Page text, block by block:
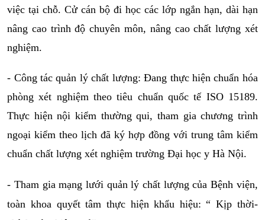
việc tại chỗ. Cử cán bộ đi học các lớp ngắn hạn, dài hạn
nâng cao trình độ chuyên môn, nâng cao chất lượng xét
nghiệm.
- Công tác quản lý chất lượng: Đang thực hiện chuẩn hóa
phòng xét nghiệm theo tiêu chuẩn quốc tế ISO 15189.
Thực hiện nội kiểm thường qui, tham gia chương trình
ngoại kiểm theo lịch đã ký hợp đồng với trung tâm kiểm
chuẩn chất lượng xét nghiệm trường Đại học y Hà Nội.
- Tham gia mạng lưới quản lý chất lượng của Bệnh viện,
toàn khoa quyết tâm thực hiện khẩu hiệu: “ Kịp thời-